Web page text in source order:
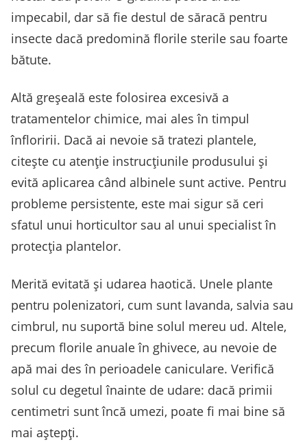
impecabil, dar să fie destul de săracă pentru
insecte dacă predomină florile sterile sau foarte
bătute.
Altă greșeală este folosirea excesivă a
tratamentelor chimice, mai ales în timpul
înfloririi. Dacă ai nevoie să tratezi plantele,
citește cu atenție instrucțiunile produsului și
evită aplicarea când albinele sunt active. Pentru
probleme persistente, este mai sigur să ceri
sfatul unui horticultor sau al unui specialist în
protecția plantelor.
Merită evitată și udarea haotică. Unele plante
pentru polenizatori, cum sunt lavanda, salvia sau
cimbrul, nu suportă bine solul mereu ud. Altele,
precum florile anuale în ghivece, au nevoie de
apă mai des în perioadele caniculare. Verifică
solul cu degetul înainte de udare: dacă primii
centimetri sunt încă umezi, poate fi mai bine să
mai aștepți.